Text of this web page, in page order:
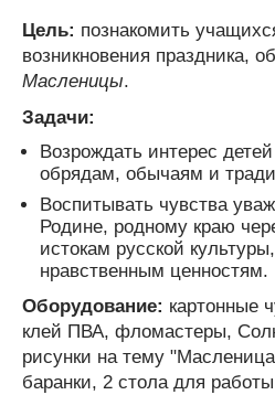
Цель: познакомить
возникновения праздника,
Масленицы.
Задачи:
Возрождать интерес
обрядам, обычаям и
Воспитывать чувства
Родине, родному краю
истокам русской
нравственным ценностям.
Оборудование: картонные
клей ПВА, фломастеры,
рисунки на тему
баранки, 2 стола для